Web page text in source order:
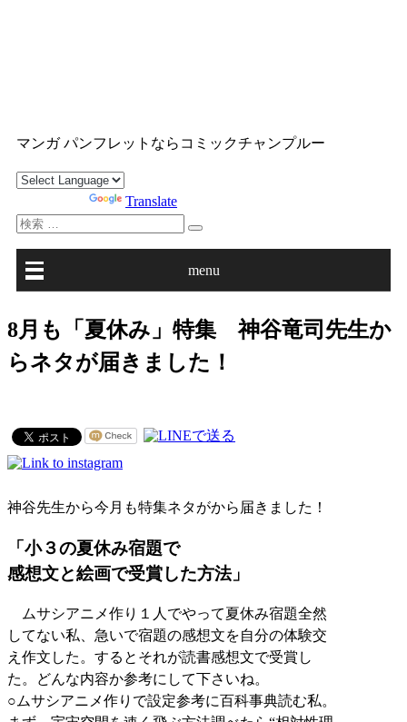
ス
キ
ッ
プ
マンガ パンフレットならコミックチャンプルー
Translate
検
対
象:
menu
8月も「夏休み」特集 神谷竜司先生か
らネタが届きました！
神谷先生から今月も特集ネタがから届きました！
「小３の夏休み宿題で
感想文と絵画で受賞した方法」
ムサシアニメ作り１人でやって夏休み宿題全然
してない私、急いで宿題の感想文を自分の体験交
え作文した。するとそれが読書感想文で受賞し
た。どんな内容か参考にして下さいね。
○ムサシアニメ作りで設定参考に百科事典読む私。